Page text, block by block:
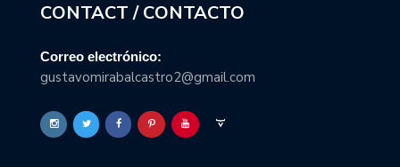
CONTACT / CONTACTO
Correo electrónico:
gustavomirabalcastro2@gmail.com